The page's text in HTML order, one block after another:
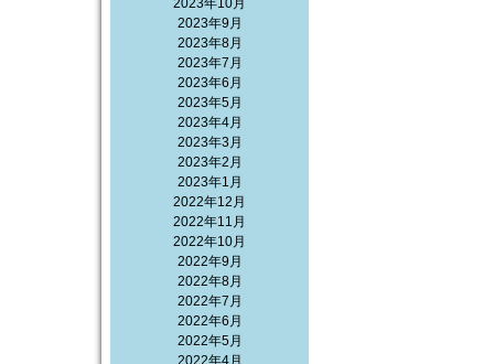
2023年10月
2023年9月
2023年8月
2023年7月
2023年6月
2023年5月
2023年4月
2023年3月
2023年2月
2023年1月
2022年12月
2022年11月
2022年10月
2022年9月
2022年8月
2022年7月
2022年6月
2022年5月
2022年4月